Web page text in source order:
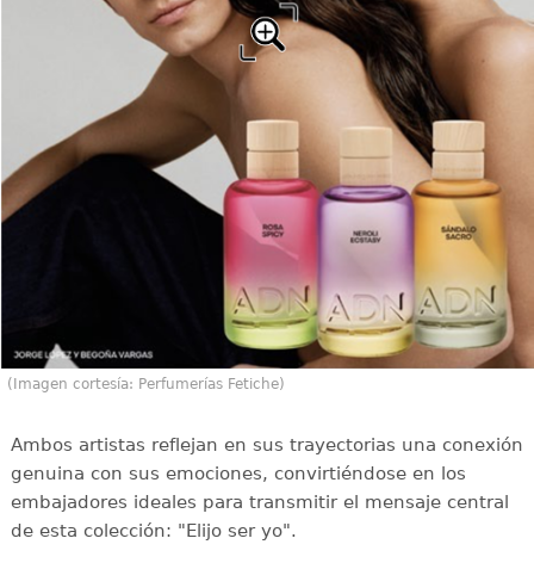
(Imagen cortesía: Perfumerías Fetiche)
Ambos artistas reflejan en sus trayectorias una conexión
genuina con sus emociones, convirtiéndose en los
embajadores ideales para transmitir el mensaje central
de esta colección: "Elijo ser yo".